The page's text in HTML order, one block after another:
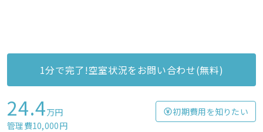
1分で完了!空室状況をお問い合わせ(無料)
24.4万円
管理費10,000円
初期費用を知りたい